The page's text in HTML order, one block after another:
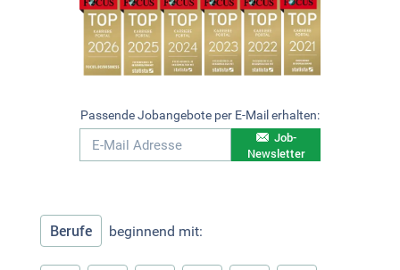
Passende Jobangebote per E-Mail erhalten:
Job-
Newsletter
Berufe beginnend mit: